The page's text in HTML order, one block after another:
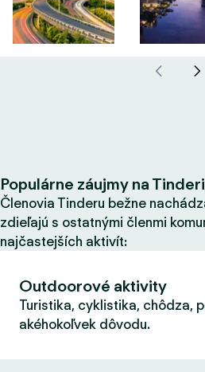
Populárne záujmy na Tinderi
Členovia Tinderu bežne
zdieľajú s ostatnými členmi
najčastejších aktivít:
Outdoorové aktivity
Turistika, cyklistika, chôdza,
akéhokoľvek dôvodu.